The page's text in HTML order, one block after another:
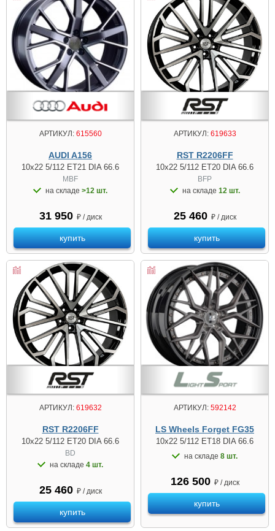
АРТИКУЛ:615560
AUDI A156
10x22 5/112 ET21 DIA 66.6
MBF
на складе >12 шт.
31 950 ₽ / диск
купить
АРТИКУЛ:619633
RST R2206FF
10x22 5/112 ET20 DIA 66.6
BFP
на складе 12 шт.
25 460 ₽ / диск
купить
АРТИКУЛ:619632
RST R2206FF
10x22 5/112 ET20 DIA 66.6
BD
на складе 4 шт.
25 460 ₽ / диск
купить
АРТИКУЛ:592142
LS Wheels Forget FG35
10x22 5/112 ET18 DIA 66.6
на складе 8 шт.
126 500 ₽ / диск
купить